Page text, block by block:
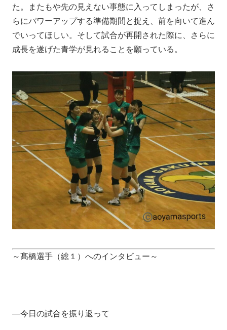
た。またもや先の見えない事態に入ってしまったが、さ
らにパワーアップする準備期間と捉え、前を向いて進ん
でいってほしい。そして試合が再開された際に、さらに
成長を遂げた青学が見れることを願っている。
～髙橋選手（総１）へのインタビュー～
―今日の試合を振り返って